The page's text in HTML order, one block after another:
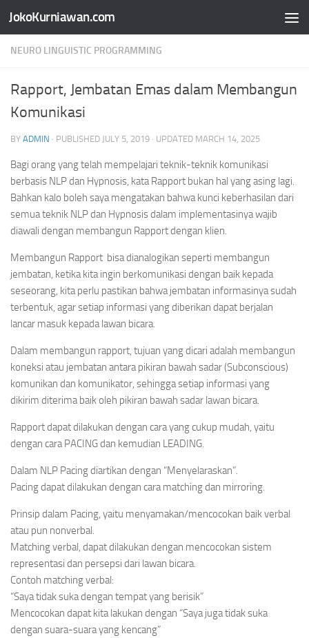
Skip to content
JokoKurniawan.com
NEURO LINGUISTIC PROGRAMMING
Rapport, Jembatan Emas dalam Membangun
Komunikasi
BY ADMIN · PUBLISHED JULY 5, 2019 · UPDATED MARCH 14, 2025
Bagi orang yang telah mempelajari teknik-teknik komunikasi
berbasis NLP dan Hypnosis, kata Rapport bukan hal yang asing lagi.
Bahkan kalo boleh saya mengatakan bahwa kunci keberhasilan dari
semua teknik NLP dan Hypnosis dalam implementasinya wajib
diawali dengan membangun Rapport dengan klien.
Membangun Rapport bisa dianalogikan seperti membangun
jembatan, ketika kita ingin berkomunikasi dengan baik kepada
seseorang, kita perlu pastikan bahwa jembatan informasinya sudah
terbentuk, agar setiap informasi yang diberikan dapat berjalan
lancar masuk kepada lawan bicara.
Dalam membangun rapport, tujuan yang dicari adalah membangun
koneksi atau jembatan antara pikiran bawah sadar (Subconscious)
komunikan dan komunikator, sehingga setiap informasi yang
dikirim diterima baik oleh pikiran bawah sadar lawan bicara.
Rapport dapat dilakukan dengan cara yang cukup mudah, yaitu
dengan cara PACING dan kemudian LEADING.
Dalam NLP Pacing diartikan dengan “Menyelaraskan”.
Pacing dapat dilakukan dengan cara matching dan mirroring.
Prinsip dalam Pacing, yaitu menyamakan/mencocokan baik verbal
atau pun nonverbal.
Matching verbal, dapat dilakukan dengan mencocokan sistem
representasi dan persepsi dari lawan bicara.
Contoh matching verbal:
“Saya tidak suka dengan tempat yang berisik”
Mencocokan dapat kita lakukan dengan “Saya juga tidak suka
dengan suara-suara yang kencang”